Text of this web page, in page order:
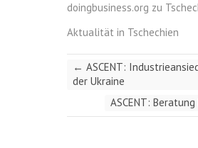
doingbusiness.org zu
Aktualität in Tschechien
← ASCENT:
der Ukraine
ASCENT: